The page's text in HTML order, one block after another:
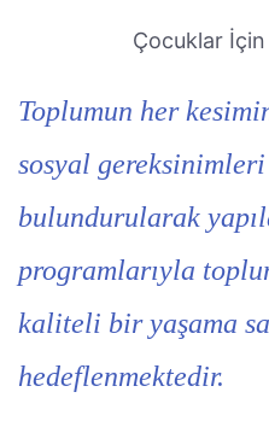
Çocuklar
Toplumun her
sosyal
bulundurularak
programlarıyla
kaliteli bir yaşama
hedeflenmektedir.